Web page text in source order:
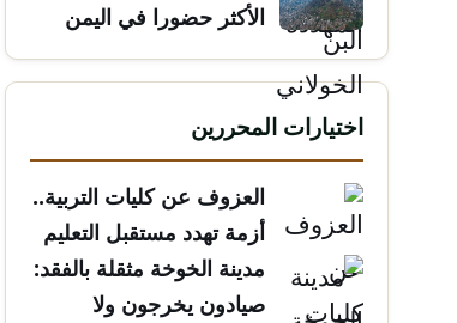
الأكثر حضورا في اليمن
اختيارات المحررين
العزوف عن كليات التربية..
أزمة تهدد مستقبل التعليم
مدينة الخوخة مثقلة بالفقد:
صيادون يخرجون ولا